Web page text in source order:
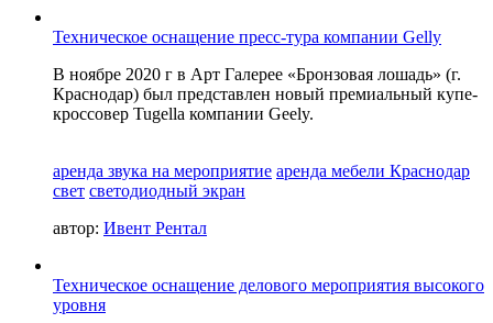
Техническое оснащение пресс-тура компании Gelly
В ноябре 2020 г в Арт Галерее «Бронзовая лошадь» (г.
Краснодар) был представлен новый премиальный купе-
кроссовер Tugella компании Geely.
аренда звука на мероприятие аренда мебели Краснодар
свет светодиодный экран
автор: Ивент Рентал
Техническое оснащение делового мероприятия высокого
уровня